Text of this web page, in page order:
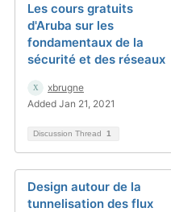
Les cours gratuits
d'Aruba sur les
fondamentaux de la
sécurité et des réseaux
xbrugne
Added Jan 21, 2021
Discussion Thread 1
Design autour de la
tunnelisation des flux